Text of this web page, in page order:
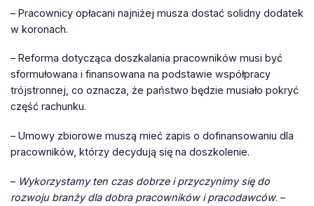
– Pracownicy opłacani najniżej musza dostać solidny dodatek
w koronach.
– Reforma dotycząca doszkalania pracowników musi być
sformułowana i finansowana na podstawie współpracy
trójstronnej, co oznacza, że państwo będzie musiało pokryć
część rachunku.
– Umowy zbiorowe muszą mieć zapis o dofinansowaniu dla
pracowników, którzy decydują się na doszkolenie.
– Wykorzystamy ten czas dobrze i przyczynimy się do
rozwoju branży dla dobra pracowników i pracodawców. –